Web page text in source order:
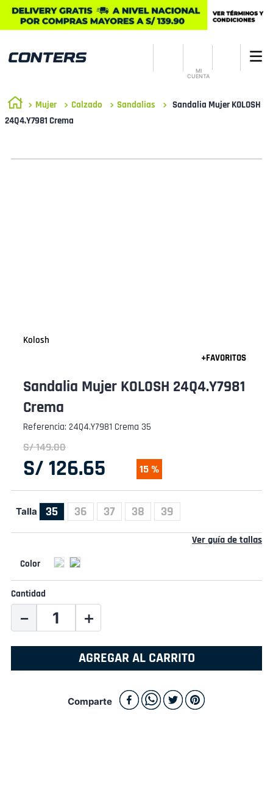
MI
CUENTA
Mujer Calzado Sandalias
Sandalia Mujer KOLOSH
24Q4.Y7981 Crema
Kolosh
Sandalia Mujer KOLOSH 24Q4.Y7981
Crema
Referencia: 24Q4.Y7981 Crema 35
S/149.00
S/ 126.65 15 %
Talla 35 36 37 38 39
Ver guía de tallas
Cantidad
＋
－
AGREGAR AL CARRITO
Comparte